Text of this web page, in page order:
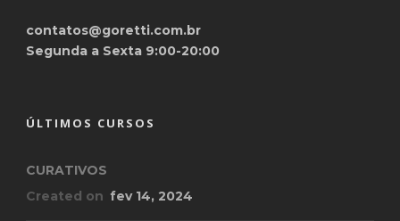
contatos@goretti.com.br
Segunda a Sexta 9:00-20:00
ÚLTIMOS CURSOS
CURATIVOS
Created on fev 14, 2024